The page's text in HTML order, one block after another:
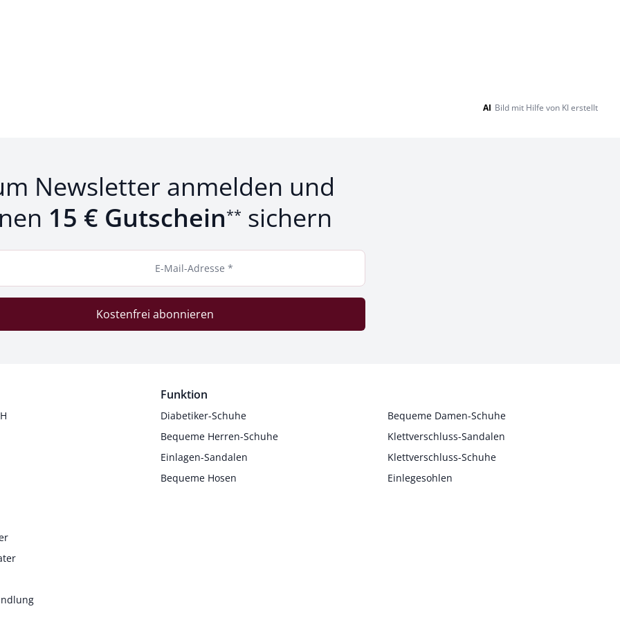
AI Bild mit Hilfe von KI erstellt
Newsletter anmelden und
15 € Gutschein** sichern
E-Mail-Adresse *
Kostenfrei abonnieren
Funktion
Diabetiker-Schuhe
Bequeme Damen-Schuhe
Bequeme Herren-Schuhe
Klettverschluss-Sandalen
Einlagen-Sandalen
Klettverschluss-Schuhe
Bequeme Hosen
Einlegesohlen